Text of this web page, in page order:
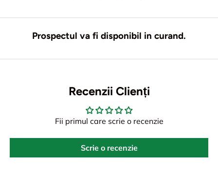
Prospectul va fi disponibil in curand.
Recenzii Clienți
Fii primul care scrie o recenzie
Scrie o recenzie